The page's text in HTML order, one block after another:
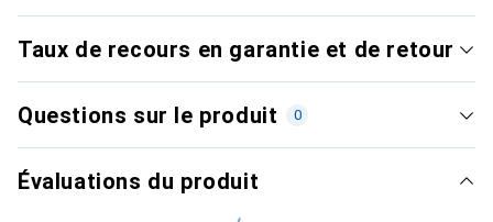
Taux de recours en garantie et de retour
Questions sur le produit 0
Évaluations du produit